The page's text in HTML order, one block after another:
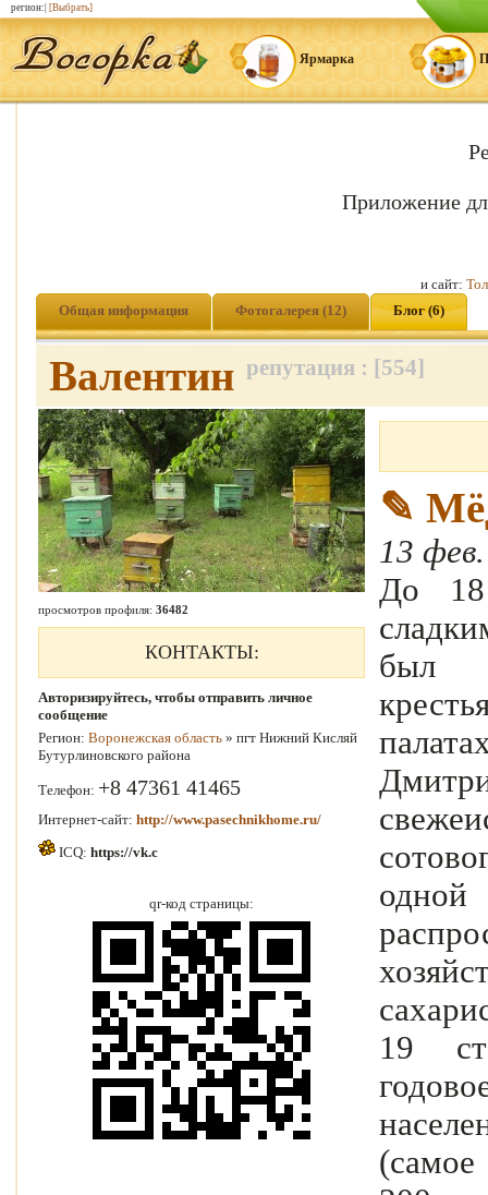
Ярмарка
Приложение
и сайт:
Общая информация
Фотогалерея (12) Блог (6)
Валентин репутация : [554]
просмотров профиля: 36482
КОНТАКТЫ:
Авторизируйтесь, чтобы отправить личное
сообщение
Регион: Воронежская область » пгт Нижний Кисляй
Бутурлиновского района
Телефон: +8 47361 41465
Интернет-сайт: http://www.pasechnikhome.ru/
ICQ: https://vk.c
qr-код страницы:
✎
13
До 18
был
19
регион:| [Выбрать]